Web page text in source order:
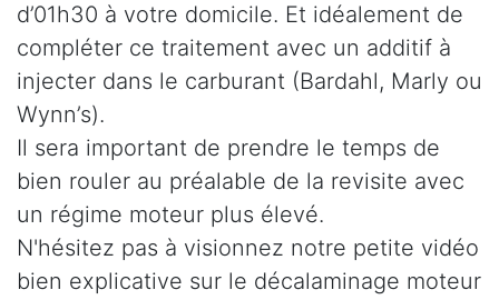
d’01h30 à votre domicile. Et idéalement de
compléter ce traitement avec un additif à
injecter dans le carburant (Bardahl, Marly ou
Wynn’s).
Il sera important de prendre le temps de
bien rouler au préalable de la revisite avec
un régime moteur plus élevé.
N'hésitez pas à visionnez notre petite vidéo
bien explicative sur le décalaminage moteur